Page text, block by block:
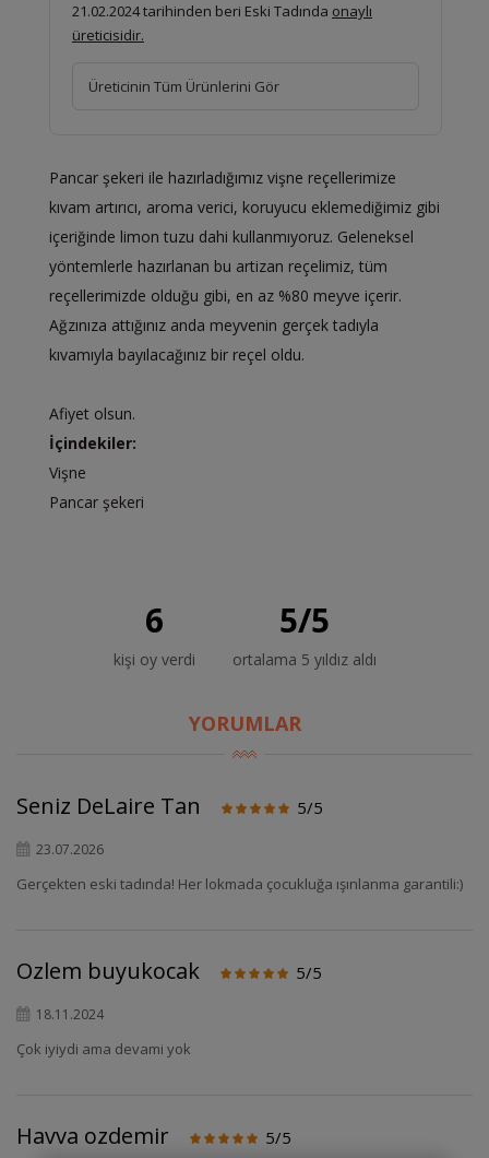
21.02.2024 tarihinden beri Eski Tadında onaylı
üreticisidir.
Üreticinin Tüm Ürünlerini Gör
Pancar şekeri ile hazırladığımız vişne reçellerimize
kıvam artırıcı, aroma verici, koruyucu eklemediğimiz gibi
içeriğinde limon tuzu dahi kullanmıyoruz. Geleneksel
yöntemlerle hazırlanan bu artizan reçelimiz, tüm
reçellerimizde olduğu gibi, en az %80 meyve içerir.
Ağzınıza attığınız anda meyvenin gerçek tadıyla
kıvamıyla bayılacağınız bir reçel oldu.
Afiyet olsun.
İçindekiler:
Vişne
Pancar şekeri
6
kişi oy verdi
5/5
ortalama 5 yıldız aldı
YORUMLAR
Seniz DeLaire Tan 5/5
23.07.2026
Gerçekten eski tadında! Her lokmada çocukluğa ışınlanma garantili:)
Ozlem buyukocak 5/5
18.11.2024
Çok iyiydi ama devami yok
Havva ozdemir 5/5